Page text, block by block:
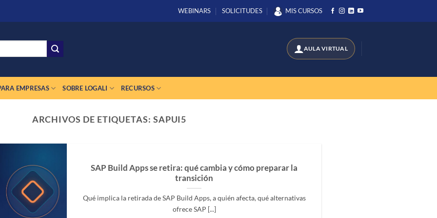
WEBINARS SOLICITUDES MIS CURSOS
EMPRESAS SOBRE LOGALI RECURSOS
ARCHIVOS DE ETIQUETAS: SAPUI5
SAP Build Apps se retira: qué cambia y cómo preparar la
transición
Qué implica la retirada de SAP Build Apps, a quién afecta, qué alternativas
ofrece SAP [...]